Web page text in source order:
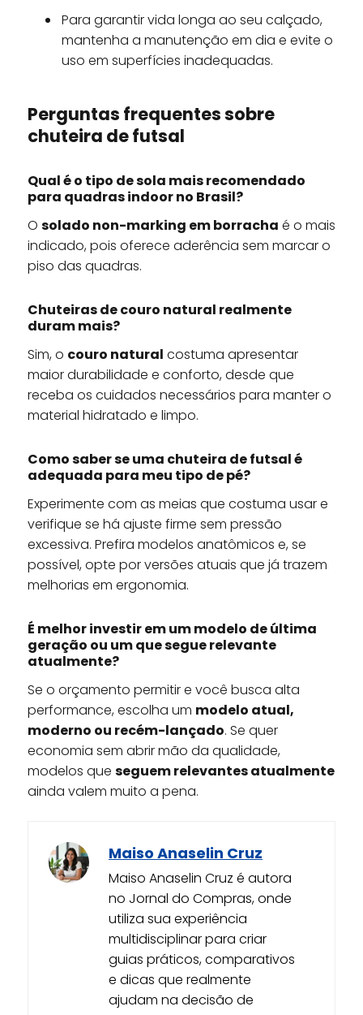
Para garantir vida longa ao seu calçado,
mantenha a manutenção em dia e evite o
uso em superfícies inadequadas.
Perguntas frequentes sobre
chuteira de futsal
Qual é o tipo de sola mais recomendado
para quadras indoor no Brasil?
O solado non-marking em borracha é o mais
indicado, pois oferece aderência sem marcar o
piso das quadras.
Chuteiras de couro natural realmente
duram mais?
Sim, o couro natural costuma apresentar
maior durabilidade e conforto, desde que
receba os cuidados necessários para manter o
material hidratado e limpo.
Como saber se uma chuteira de futsal é
adequada para meu tipo de pé?
Experimente com as meias que costuma usar e
verifique se há ajuste firme sem pressão
excessiva. Prefira modelos anatômicos e, se
possível, opte por versões atuais que já trazem
melhorias em ergonomia.
É melhor investir em um modelo de última
geração ou um que segue relevante
atualmente?
Se o orçamento permitir e você busca alta
performance, escolha um modelo atual,
moderno ou recém-lançado. Se quer
economia sem abrir mão da qualidade,
modelos que seguem relevantes atualmente
ainda valem muito a pena.
Maiso Anaselin Cruz
Maiso Anaselin Cruz é autora
no Jornal do Compras, onde
utiliza sua experiência
multidisciplinar para criar
guias práticos, comparativos
e dicas que realmente
ajudam na decisão de